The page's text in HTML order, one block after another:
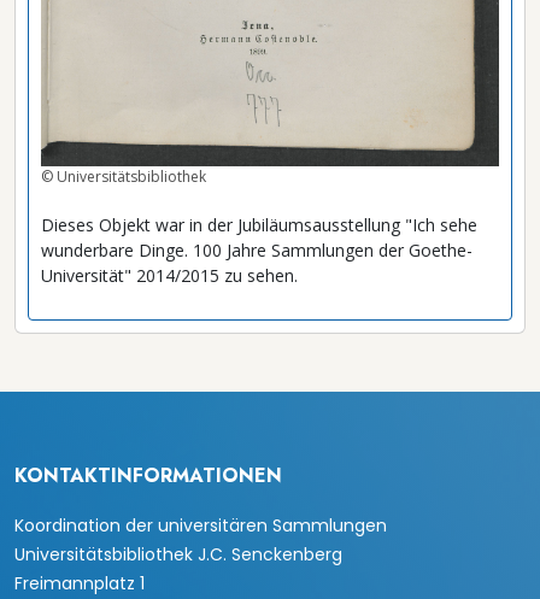
© Universitätsbibliothek
Dieses Objekt war in der Jubiläumsausstellung "Ich sehe
wunderbare Dinge. 100 Jahre Sammlungen der Goethe-
Universität" 2014/2015 zu sehen.
KONTAKTINFORMATIONEN
Koordination der universitären Sammlungen
Universitätsbibliothek J.C. Senckenberg
Freimannplatz 1